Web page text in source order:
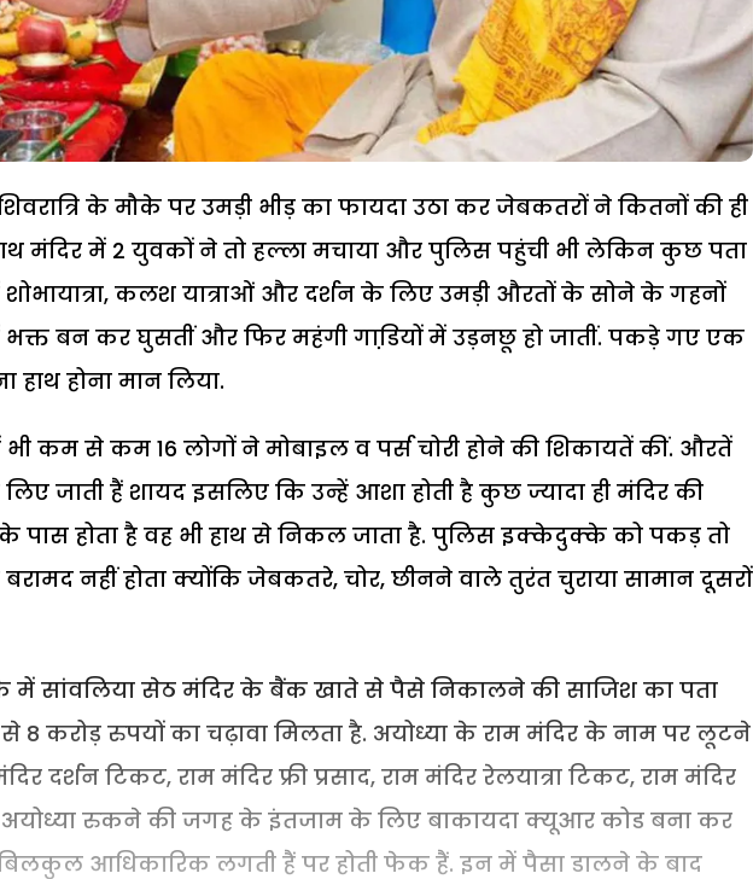
के मौके पर उमड़ी भीड़ का फायदा उठा कर जेबकतरों ने कितनों की ही
मंदिर में 2 युवकों ने तो हल्ला मचाया और पुलिस पहुंची भी लेकिन कुछ पता
कलश यात्राओं और दर्शन के लिए उमड़ी औरतों के सोने के गहनों
भक्त बन कर घुसतीं और फिर महंगी गाडि़यों में उड़नछू हो जातीं. पकड़े गए एक
हाथ होना मान लिया.
कम से कम 16 लोगों ने मोबाइल व पर्स चोरी होने की शिकायतें कीं. औरतें
जाती हैं शायद इसलिए कि उन्हें आशा होती है कुछ ज्यादा ही मंदिर की
पास होता है वह भी हाथ से निकल जाता है. पुलिस इक्केदुक्के को पकड़ तो
नहीं होता क्योंकि जेबकतरे, चोर, छीनने वाले तुरंत चुराया सामान दूसरों
में सांवलिया सेठ मंदिर के बैंक खाते से पैसे निकालने की साजिश का पता
8 करोड़ रुपयों का चढ़ावा मिलता है. अयोध्या के राम मंदिर के नाम पर लूटने
दर्शन टिकट, राम मंदिर फ्री प्रसाद, राम मंदिर रेलयात्रा टिकट, राम मंदिर
अयोध्या रुकने की जगह के इंतजाम के लिए बाकायदा क्यूआर कोड बना कर
आधिकारिक लगती हैं पर होती फेक हैं. इन में पैसा डालने के बाद